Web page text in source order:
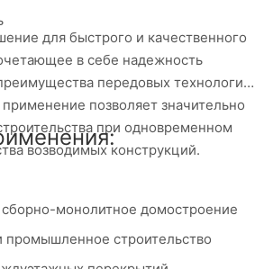
для быстрого и качественного
в себе надежность
передовых технологий
позволяет значительно
при одновременном
возводимых конструкций.
монолитное домостроение
промышленное строительство